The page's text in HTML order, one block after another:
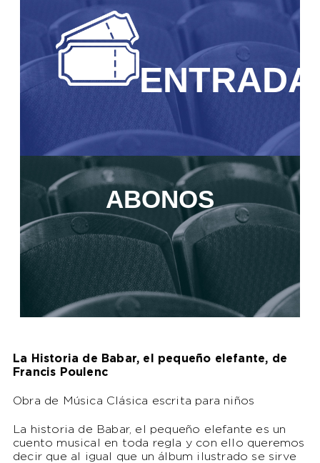
ABONOS
La Historia de Babar, el pequeño elefante, de
Francis Poulenc
Obra de Música Clásica escrita para niños
La historia de Babar, el pequeño elefante es un
cuento musical en toda regla y con ello queremos
decir que al igual que un álbum ilustrado se sirve